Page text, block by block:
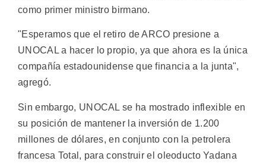
como primer ministro birmano.
"Esperamos que el retiro de ARCO presione a
UNOCAL a hacer lo propio, ya que ahora es la única
compañía estadounidense que financia a la junta",
agregó.
Sin embargo, UNOCAL se ha mostrado inflexible en
su posición de mantener la inversión de 1.200
millones de dólares, en conjunto con la petrolera
francesa Total, para construir el oleoducto Yadana